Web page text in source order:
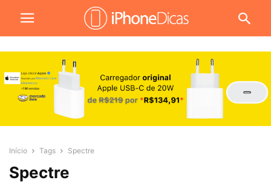
Início Tags Spectre
Spectre